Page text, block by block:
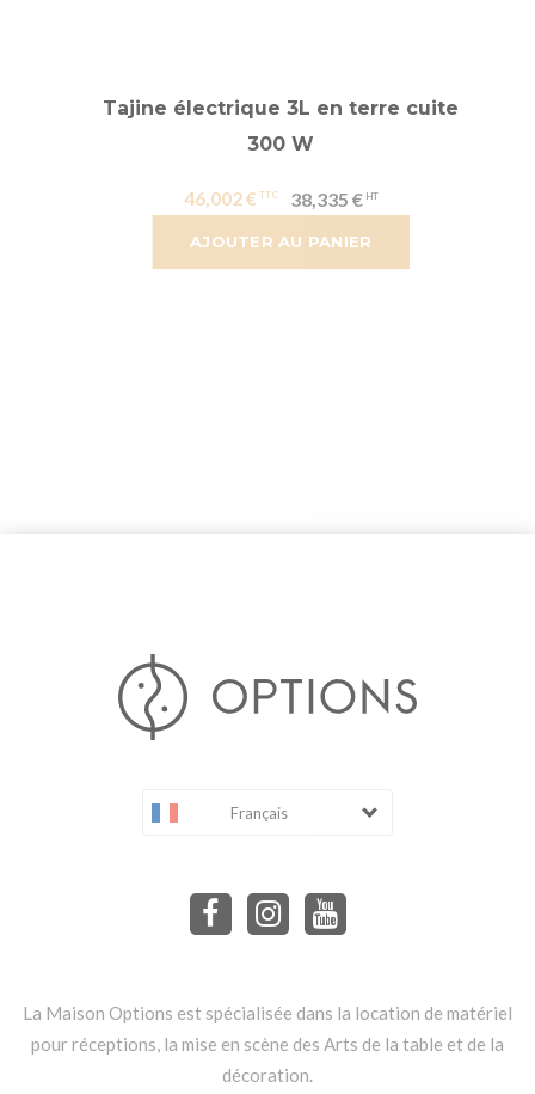
AJOUTER AU PANIER
Tajine électrique 3L en terre cuite
300 W
46,002 € 38,335 €
Français
La Maison Options est spécialisée dans la location de matériel
pour réceptions, la mise en scène des Arts de la table et de la
décoration.